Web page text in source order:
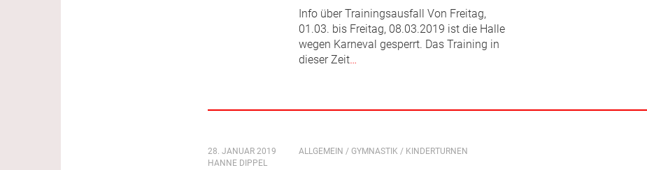
Info über Trainingsausfall Von Freitag,
01.03. bis Freitag, 08.03.2019 ist die Halle
wegen Karneval gesperrt. Das Training in
dieser Zeit…
28. JANUAR 2019
HANNE DIPPEL
ALLGEMEIN / GYMNASTIK / KINDERTURNEN